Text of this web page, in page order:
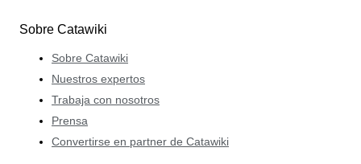
Sobre Catawiki
Sobre Catawiki
Nuestros expertos
Trabaja con nosotros
Prensa
Convertirse en partner de Catawiki